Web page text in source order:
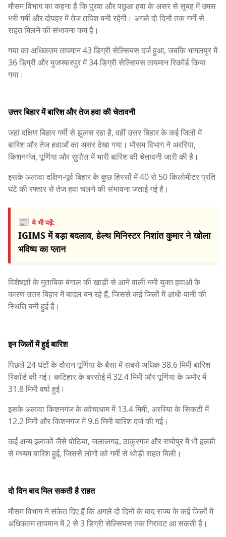
मौसम विभाग का कहना है कि पुरवा और पछुआ हवा के असर से सुबह में उमस
भरी गर्मी और दोपहर में तेज तपिश बनी रहेगी। अगले दो दिनों तक गर्मी से
राहत मिलने की संभावना कम है।
गया का अधिकतम तापमान 43 डिग्री सेल्सियस दर्ज हुआ, जबकि भागलपुर में
36 डिग्री और मुजफ्फरपुर में 34 डिग्री सेल्सियस तापमान रिकॉर्ड किया
गया।
उत्तर बिहार में बारिश और तेज हवा की चेतावनी
जहां दक्षिण बिहार गर्मी से झुलस रहा है, वहीं उत्तर बिहार के कई जिलों में
बारिश और तेज हवाओं का असर देखा गया। मौसम विभाग ने अररिया,
किशनगंज, पूर्णिया और सुपौल में भारी बारिश की चेतावनी जारी की है।
इसके अलावा दक्षिण-पूर्व बिहार के कुछ हिस्सों में 40 से 50 किलोमीटर प्रति
घंटे की रफ्तार से तेज हवा चलने की संभावना जताई गई है।
📰ये भी पढ़ें:
IGIMS में बड़ा बदलाव, हेल्थ मिनिस्टर निशांत कुमार ने खोला
भविष्य का प्लान
विशेषज्ञों के मुताबिक बंगाल की खाड़ी से आने वाली नमी युक्त हवाओं के
कारण उत्तर बिहार में बादल बन रहे हैं, जिससे कई जिलों में आंधी-पानी की
स्थिति बनी हुई है।
इन जिलों में हुई बारिश
पिछले 24 घंटों के दौरान पूर्णिया के बैसा में सबसे अधिक 38.6 मिमी बारिश
रिकॉर्ड की गई। कटिहार के बरसोई में 32.4 मिमी और पूर्णिया के अमौर में
31.8 मिमी वर्षा हुई।
इसके अलावा किशनगंज के कोचाधाम में 13.4 मिमी, अररिया के सिकटी में
12.2 मिमी और किशनगंज में 9.6 मिमी बारिश दर्ज की गई।
कई अन्य इलाकों जैसे पोठिया, जलालगढ़, ठाकुरगंज और राघोपुर में भी हल्की
से मध्यम बारिश हुई, जिससे लोगों को गर्मी से थोड़ी राहत मिली।
दो दिन बाद मिल सकती है राहत
मौसम विभाग ने संकेत दिए हैं कि अगले दो दिनों के बाद राज्य के कई जिलों में
अधिकतम तापमान में 2 से 3 डिग्री सेल्सियस तक गिरावट आ सकती है।